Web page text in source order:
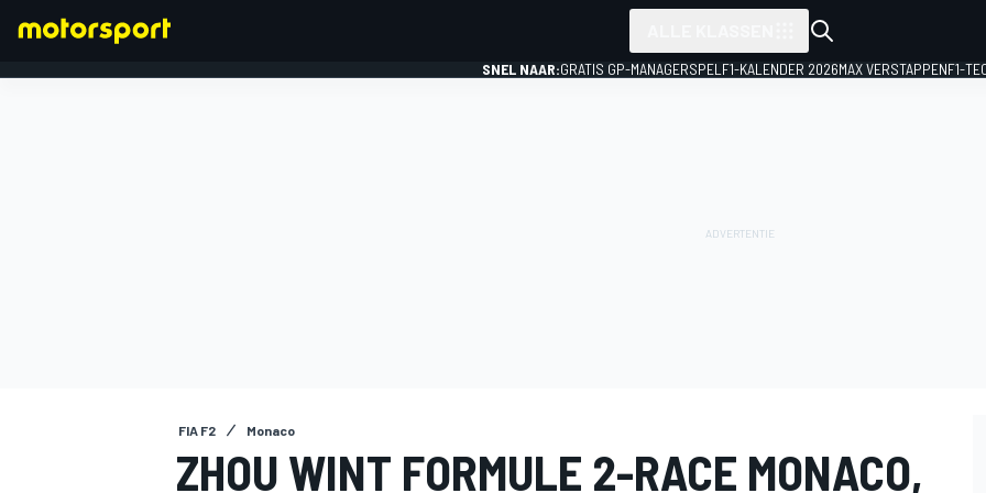
SNEL NAAR:GRATIS GP-MANAGERSPEL F1-KALENDER 2026MAX VERSTAPPENF1-
FIA F2 Monaco
ZHOU WINT FORMULE 2-RACE MONACO,